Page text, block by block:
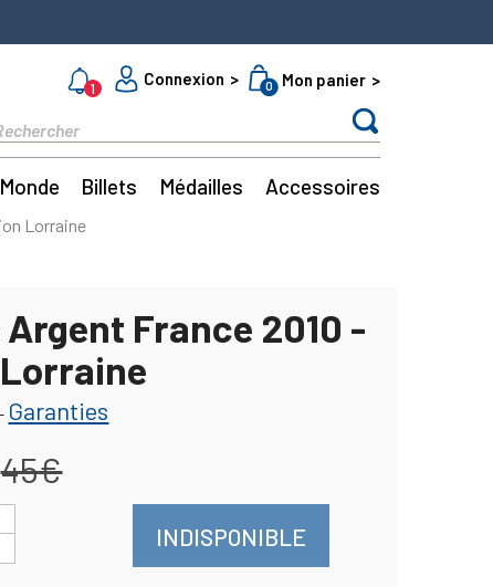
1
Connexion 0 Mon panier
Monde Billets Médailles Accessoires
Lorraine
Argent France 2010 -
Garanties
45€
INDISPONIBLE